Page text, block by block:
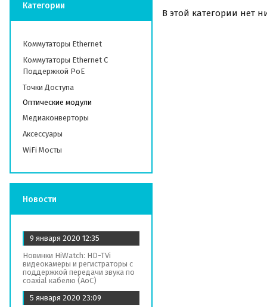
Категории
Коммутаторы Ethernet
Коммутаторы Ethernet С
Поддержкой PoE
Точки Доступа
Оптические модули
Медиаконверторы
Аксессуары
WiFi Мосты
Новости
9 января 2020 12:35
Новинки HiWatch: HD-TVi
видеокамеры и регистраторы с
поддержкой передачи звука по
coaxial кабелю (AoC)
5 января 2020 23:09
В этой категории нет